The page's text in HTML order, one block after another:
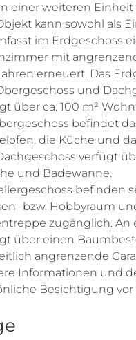
einer weiteren
kann sowohl als
im Erdgeschoss
mit
erneuert. Das
und
über ca. 100 m²
befindet
die Küche und
verfügt
und Badewanne.
befinden
bzw. Hobbyraum
zugänglich. An
über einen
angrenzende
Informationen und
Besichtigung vor